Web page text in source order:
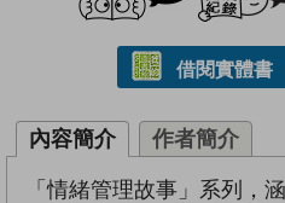
借閱實體書
內容簡介 作者簡介
「情緒管理故事」系列，